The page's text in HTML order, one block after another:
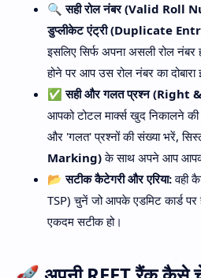
🔍 सही रोल नंबर (Valid Roll
डुप्लीकेट एंट्री (Duplicate
इसलिए सिर्फ अपना असली रोल नंबर
होने पर आप उस रोल नंबर का दोबारा
✅ सही और गलत प्रश्न
आपको टोटल मार्क्स खुद निकालने
और 'गलत' प्रश्नों की संख्या भरें,
Marking)के साथ अपने आप
📂 सटीक कैटेगरी और एरिया:वही
TSP) चुनें जो आपके एडमिट कार्ड
एकदम सटीक हो।